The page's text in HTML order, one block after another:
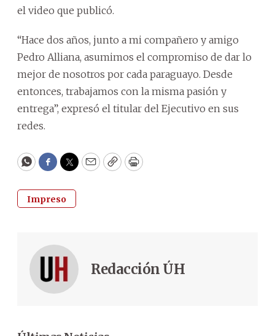
el video que publicó.
“Hace dos años, junto a mi compañero y amigo
Pedro Alliana, asumimos el compromiso de dar lo
mejor de nosotros por cada paraguayo. Desde
entonces, trabajamos con la misma pasión y
entrega”, expresó el titular del Ejecutivo en sus
redes.
WhatsApp
Facebook
Twitter
EmailCopyPrint
Impreso
Redacción ÚH